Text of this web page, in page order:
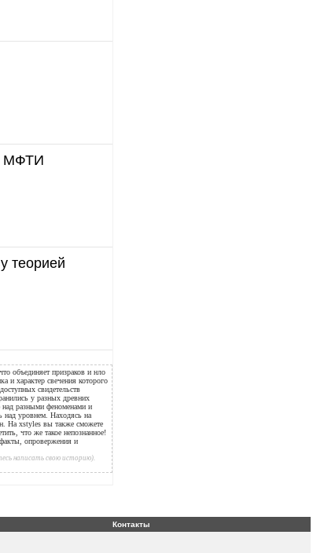
МФТИ
теорией
объединяет призраков и нло
и характер свечения которого
свидетельств
у разных древних
разными феноменами и
над уровнем. Находясь на
На xstyles вы также сможете
что же такое непознанное!
опровержения и
написать свою историю).
Контакты